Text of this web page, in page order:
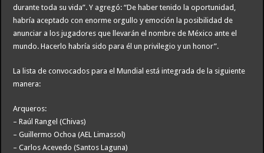
durante toda su vida”. Y agregó: “De haber tenido la oportunidad,
habría aceptado con enorme orgullo y emoción la posibilidad de
anunciar a los jugadores que llevarán el nombre de México ante el
mundo. Hacerlo habría sido para él un privilegio y un honor”.
La lista de convocados para el Mundial está integrada de la siguiente
manera:
Arqueros:
– Raúl Rangel (Chivas)
– Guillermo Ochoa (AEL Limassol)
– Carlos Acevedo (Santos Laguna)